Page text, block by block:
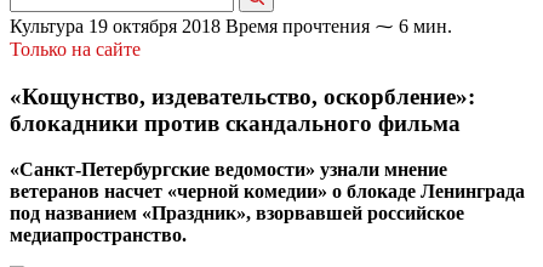
Культура 19 октября 2018 Время прочтения ⁓ 6 мин.
Только на сайте
«Кощунство, издевательство, оскорбление»:
блокадники против скандального фильма
«Санкт-Петербургские ведомости» узнали мнение
ветеранов насчет «черной комедии» о блокаде Ленинграда
под названием «Праздник», взорвавшей российское
медиапространство.